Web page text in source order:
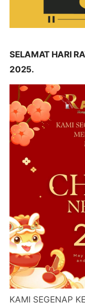
SELAMAT HARI
2025.
KAMI SEGENAP